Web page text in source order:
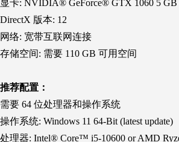
显卡: NVIDIA® GeForce® GTX 1060 5
DirectX 版本: 12
网络: 宽带互联网连接
存储空间: 需要 110 GB 可用空间
推荐配置：
需要 64 位处理器和操作系统
操作系统: Windows 11 64-Bit (latest update)
处理器: Intel® Core™ i5-10600 or AMD